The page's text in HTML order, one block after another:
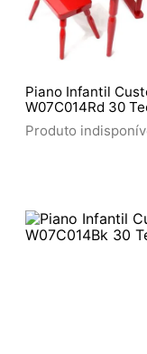
Piano Infantil
W07C014Rd 30
Vermelho
Produto